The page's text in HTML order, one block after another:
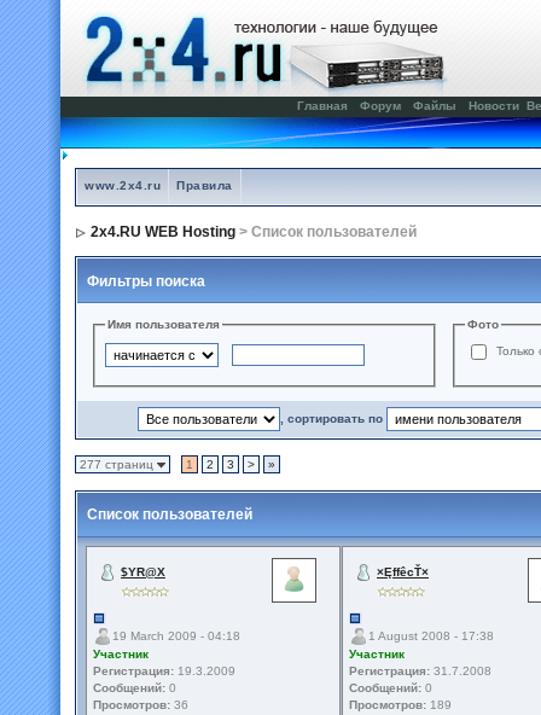
Главная Форум Файлы Новости
www.2x4.ru Правила
2x4.RU WEB Hosting > Список пользователей
Фильтры поиска
Имя пользователя
Фото
Только
, сортировать по
277 страниц 1 2 3 > »
Список пользователей
$YR@X
19 March 2009 - 04:18
Участник
Регистрация: 19.3.2009
Сообщений: 0
Просмотров: 36
×ĘffêcŤ×
1 August 2008 - 17:38
Участник
Регистрация: 31.7.2008
Сообщений: 0
Просмотров: 189